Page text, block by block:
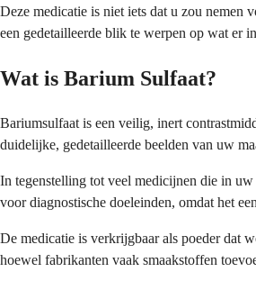
Deze medicatie is niet iets dat u zou nemen
een gedetailleerde blik te werpen op wat er
Wat is Barium Sulfaat?
Bariumsulfaat is een veilig, inert
duidelijke, gedetailleerde beelden van uw
In tegenstelling tot veel medicijnen die in
voor diagnostische doeleinden, omdat het
De medicatie is verkrijgbaar als poeder dat
hoewel fabrikanten vaak smaakstoffen